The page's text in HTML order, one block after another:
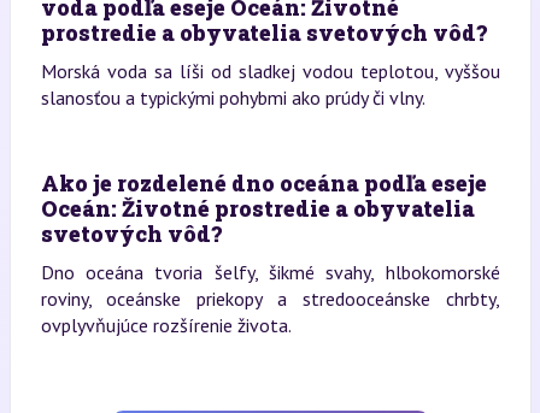
voda podľa eseje Oceán: Životné
prostredie a obyvatelia svetových vôd?
Morská voda sa líši od sladkej vodou teplotou, vyššou
slanosťou a typickými pohybmi ako prúdy či vlny.
Ako je rozdelené dno oceána podľa eseje
Oceán: Životné prostredie a obyvatelia
svetových vôd?
Dno oceána tvoria šelfy, šikmé svahy, hlbokomorské
roviny, oceánske priekopy a stredooceánske chrbty,
ovplyvňujúce rozšírenie života.